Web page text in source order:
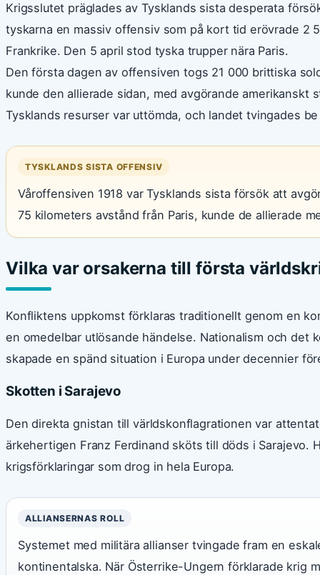
Krigsslutet präglades av Tysklands sista desperata
tyskarna en massiv offensiv som på kort tid erövrade 2
Frankrike. Den 5 april stod tyska trupper nära Paris.
Den första dagen av offensiven togs 21 000 brittiska
kunde den allierade sidan, med avgörande
Tysklands resurser var uttömda, och landet tvingades
TYSKLANDS SISTA OFFENSIV
Våroffensiven 1918 var Tysklands sista försök att
75 kilometers avstånd från Paris, kunde de allierade
Vilka var orsakerna till första
Konfliktens uppkomst förklaras traditionellt genom en
en omedelbar utlösande händelse. Nationalism och det
skapade en spänd situation i Europa under decennier
Skotten i Sarajevo
Den direkta gnistan till världskonflagrationen var
ärkehertigen Franz Ferdinand sköts till döds i Sarajevo.
krigsförklaringar som drog in hela Europa.
ALLIANSERNAS ROLL
Systemet med militära allianser tvingade fram en
kontinentalska. När Österrike-Ungern förklarade krig